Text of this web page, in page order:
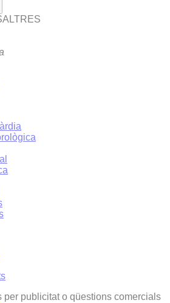
per publicitat o qüestions comercials